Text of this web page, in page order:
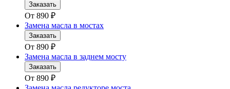
Заказать
От 890 ₽
Замена масла в мостах
Заказать
От 890 ₽
Замена масла в заднем мосту
Заказать
От 890 ₽